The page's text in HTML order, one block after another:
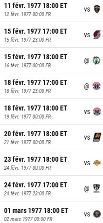
11 févr. 1977 18:00ET
12 févr. 1977 00:00 FR
vs
15 févr. 1977 17:00ET
15 févr. 1977 23:00 FR
vs
15 févr. 1977 18:00ET
16 févr. 1977 00:00 FR
@
18 févr. 1977 17:00ET
18 févr. 1977 23:00 FR
@
18 févr. 1977 18:00ET
19 févr. 1977 00:00 FR
vs
20 févr. 1977 18:00ET
21 févr. 1977 00:00 FR
vs
23 févr. 1977 18:00ET
24 févr. 1977 00:00 FR
vs
24 févr. 1977 17:00ET
24 févr. 1977 23:00 FR
@
01 mars 1977 18:00ET
02 mars 1977 00:00 FR
vs